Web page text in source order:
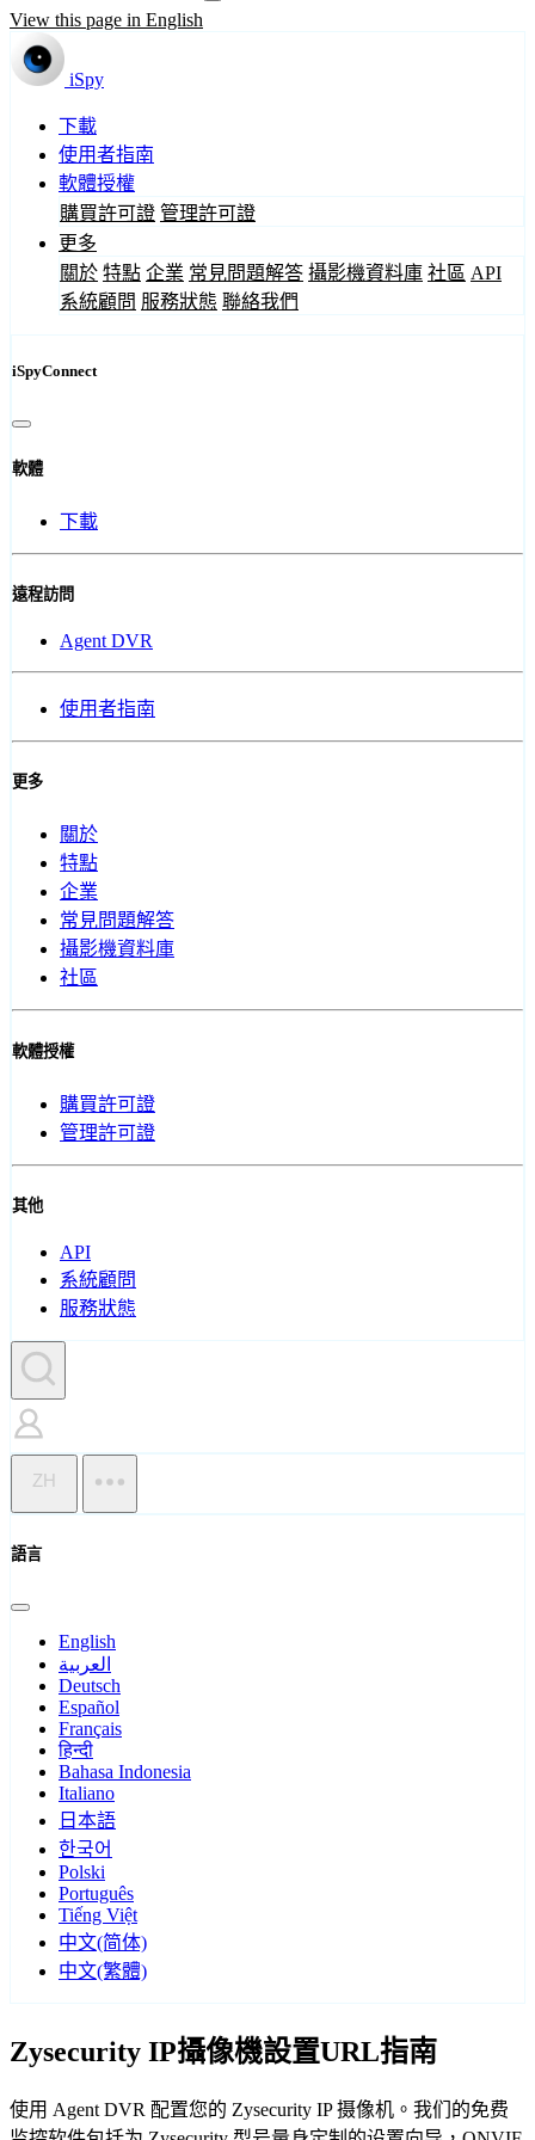
View this page in English
iSpy
下載
使用者指南
軟體授權
購買許可證 管理許可證
更多
關於 特點 企業 常見問題解答 攝影機資料庫 社區 API
系統顧問 服務狀態 聯絡我們
iSpyConnect
軟體
下載
遠程訪問
Agent DVR
使用者指南
更多
關於
特點
企業
常見問題解答
攝影機資料庫
社區
軟體授權
購買許可證
管理許可證
其他
API
系統顧問
服務狀態
ZH
語言
English
العربية
Deutsch
Español
Français
हिन्दी
Bahasa Indonesia
Italiano
日本語
한국어
Polski
Português
Tiếng Việt
中文(简体)
中文(繁體)
Zysecurity IP攝像機設置URL指南
使用 Agent DVR 配置您的 Zysecurity IP 摄像机。我们的免费